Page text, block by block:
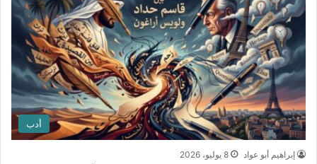
أدب
إبراهيم أبو عواد 8 يوليو، 2026